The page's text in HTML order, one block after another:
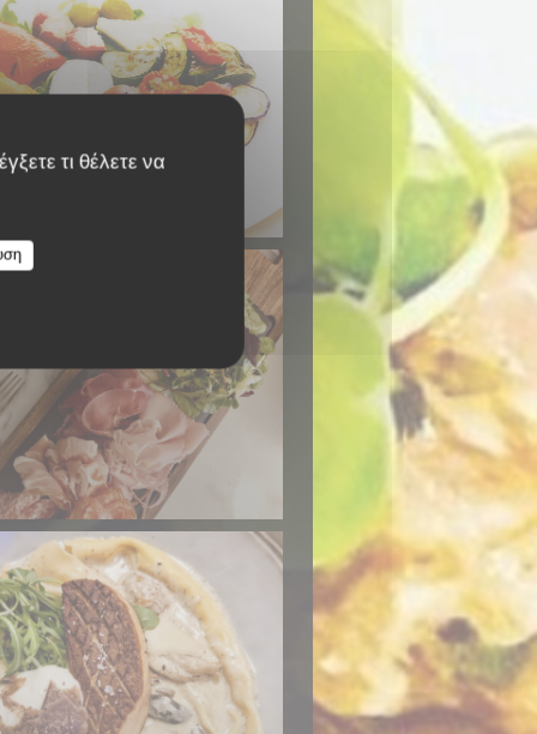
τι θέλετε να